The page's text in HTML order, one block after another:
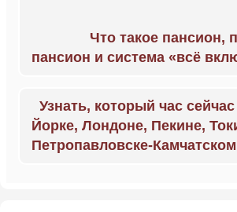
Что такое пансион,
пансион и система «всё
Узнать, который час
Йорке, Лондоне, Пекине,
Петропавловске-Камчатском